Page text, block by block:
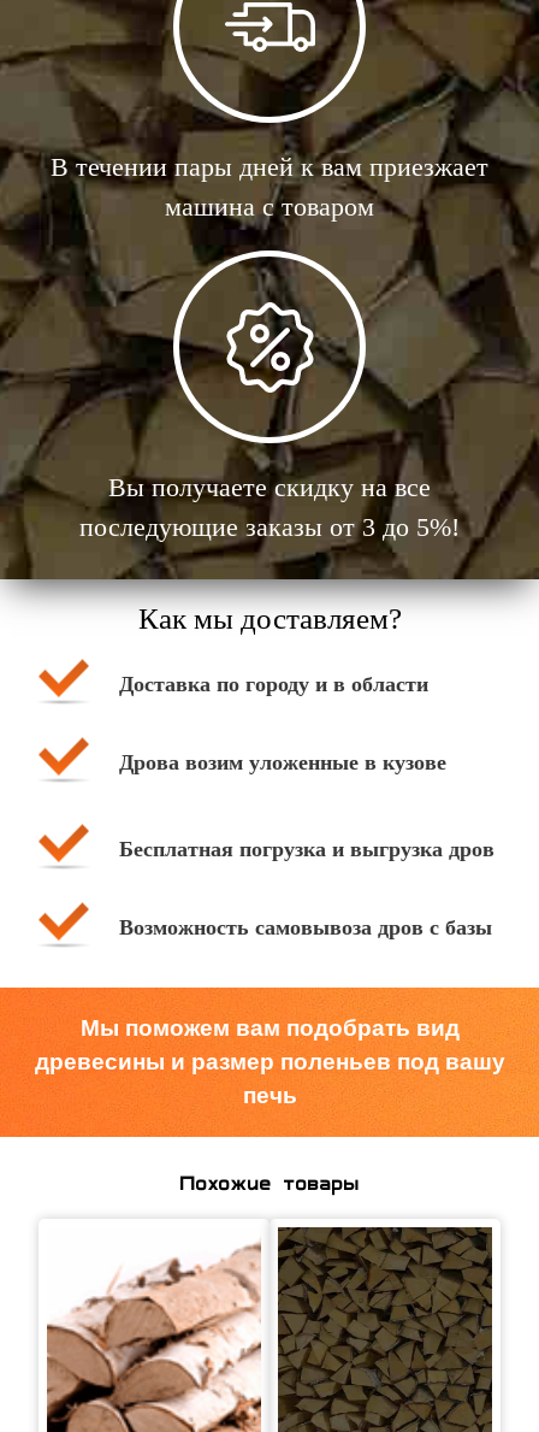
В течении пары дней к вам приезжает
машина с товаром
Вы получаете скидку на все
последующие заказы от 3 до 5%!
Как мы доставляем?
Доставка по городу и в области
Дрова возим уложенные в кузове
Бесплатная погрузка и выгрузка дров
Возможность самовывоза дров с базы
Мы поможем вам подобрать вид
древесины и размер поленьев под вашу
печь
Похожие товары